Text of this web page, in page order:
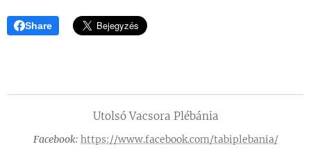
Share
Utolsó Vacsora Plébánia
Facebook: https://www.facebook.com/tabiplebania/